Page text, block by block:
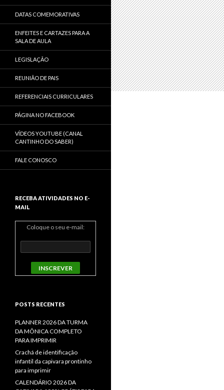
DATAS COMEMORATIVAS
ENFEITES E CARTAZES PARA A
SALA DE AULA
LEGISLAÇÃO
REUNIÃO DE PAIS
REFERENCIAIS CURRICULARES
PÁGINA NO FACEBOOK
VÍDEOS YOUTUBE (CANAL
CANTINHO DO SABER)
FALE CONOSCO
RECEBA ATIVIDADES NO E-
MAIL
Coloque o seu e-mail:
POSTS RECENTES
PLANNER 2026 DA TURMA
DA MÔNICA COMPLETO
PARA IMPRIMIR
Crachá de identificação
infantil da capivara prontinho
para imprimir
CALENDÁRIO 2026 DA